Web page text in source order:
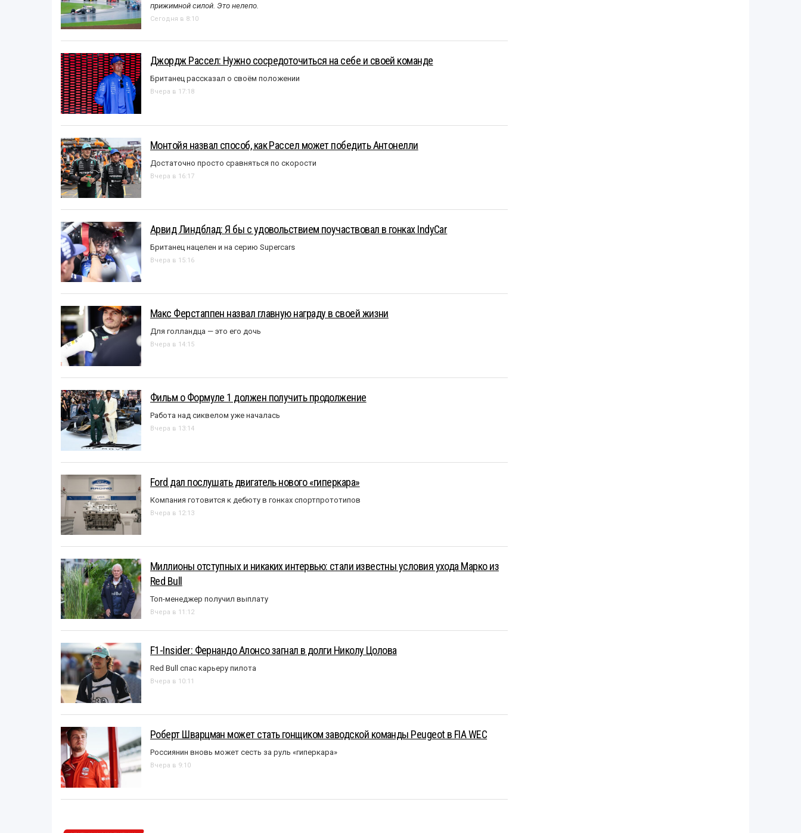
прижимной силой. Это нелепо.
Сегодня в 8:10
Джордж Рассел: Нужно сосредоточиться на себе и своей команде
Британец рассказал о своём положении
Вчера в 17:18
Монтойя назвал способ, как Рассел может победить Антонелли
Достаточно просто сравняться по скорости
Вчера в 16:17
Арвид Линдблад: Я бы с удовольствием поучаствовал в гонках IndyCar
Британец нацелен и на серию Supercars
Вчера в 15:16
Макс Ферстаппен назвал главную награду в своей жизни
Для голландца — это его дочь
Вчера в 14:15
Фильм о Формуле 1 должен получить продолжение
Работа над сиквелом уже началась
Вчера в 13:14
Ford дал послушать двигатель нового «гиперкара»
Компания готовится к дебюту в гонках спортпрототипов
Вчера в 12:13
Миллионы отступных и никаких интервью: стали известны условия ухода Марко из
Red Bull
Топ-менеджер получил выплату
Вчера в 11:12
F1-Insider: Фернандо Алонсо загнал в долги Николу Цолова
Red Bull спас карьеру пилота
Вчера в 10:11
Роберт Шварцман может стать гонщиком заводской команды Peugeot в FIA WEC
Россиянин вновь может сесть за руль «гиперкара»
Вчера в 9:10